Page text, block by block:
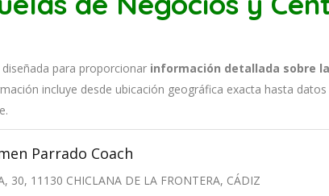
diseñada para proporcionar información detallada sobre
incluye desde ubicación geográfica exacta hasta
Parrado Coach
30, 11130 CHICLANA DE LA FRONTERA, CÁDIZ